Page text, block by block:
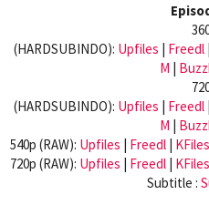
(HARDSUBINDO): Upfiles | Freedl|
M |
(HARDSUBINDO): Upfiles | Freedl|
M |
540p (RAW): Upfiles | Freedl| KFiles
720p (RAW): Upfiles | Freedl| KFiles
Subtitle :